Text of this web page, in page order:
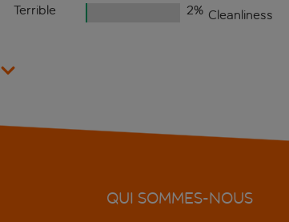
Terrible
2% Cleanliness
QUI SOMMES-NOUS